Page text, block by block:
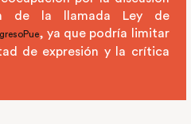
de la llamada Ley de
, ya que podría limitar
de expresión y la crítica